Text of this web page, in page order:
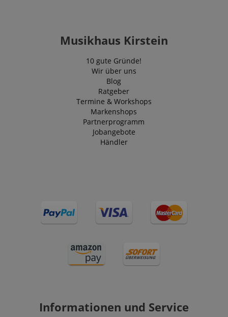
Musikhaus Kirstein
10 gute Gründe!
Wir über uns
Blog
Ratgeber
Termine & Workshops
Markenshops
Partnerprogramm
Jobangebote
Händler
Informationen und Service